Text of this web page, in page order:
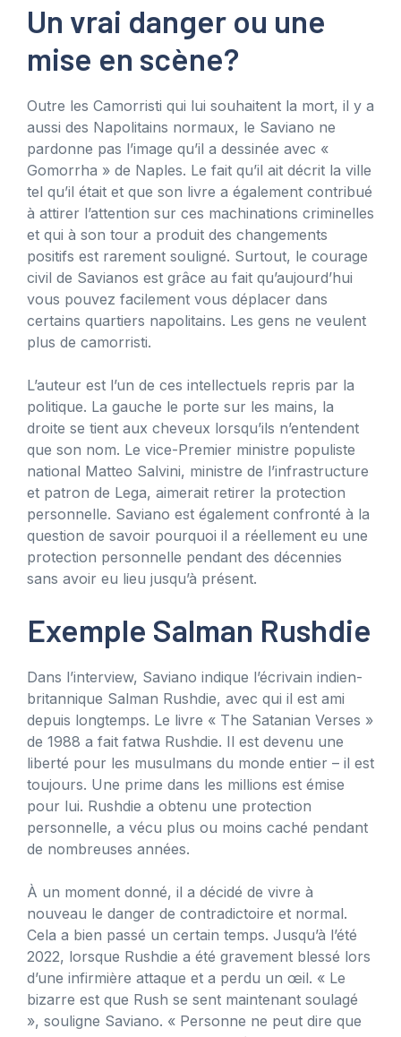
Un vrai danger ou une
mise en scène?
Outre les Camorristi qui lui souhaitent la mort, il y a
aussi des Napolitains normaux, le Saviano ne
pardonne pas l’image qu’il a dessinée avec «
Gomorrha » de Naples. Le fait qu’il ait décrit la ville
tel qu’il était et que son livre a également contribué
à attirer l’attention sur ces machinations criminelles
et qui à son tour a produit des changements
positifs est rarement souligné. Surtout, le courage
civil de Savianos est grâce au fait qu’aujourd’hui
vous pouvez facilement vous déplacer dans
certains quartiers napolitains. Les gens ne veulent
plus de camorristi.
L’auteur est l’un de ces intellectuels repris par la
politique. La gauche le porte sur les mains, la
droite se tient aux cheveux lorsqu’ils n’entendent
que son nom. Le vice-Premier ministre populiste
national Matteo Salvini, ministre de l’infrastructure
et patron de Lega, aimerait retirer la protection
personnelle. Saviano est également confronté à la
question de savoir pourquoi il a réellement eu une
protection personnelle pendant des décennies
sans avoir eu lieu jusqu’à présent.
Exemple Salman Rushdie
Dans l’interview, Saviano indique l’écrivain indien-
britannique Salman Rushdie, avec qui il est ami
depuis longtemps. Le livre « The Satanian Verses »
de 1988 a fait fatwa Rushdie. Il est devenu une
liberté pour les musulmans du monde entier – il est
toujours. Une prime dans les millions est émise
pour lui. Rushdie a obtenu une protection
personnelle, a vécu plus ou moins caché pendant
de nombreuses années.
À un moment donné, il a décidé de vivre à
nouveau le danger de contradictoire et normal.
Cela a bien passé un certain temps. Jusqu’à l’été
2022, lorsque Rushdie a été gravement blessé lors
d’une infirmière attaque et a perdu un œil. « Le
bizarre est que Rush se sent maintenant soulagé
», souligne Saviano. « Personne ne peut dire que